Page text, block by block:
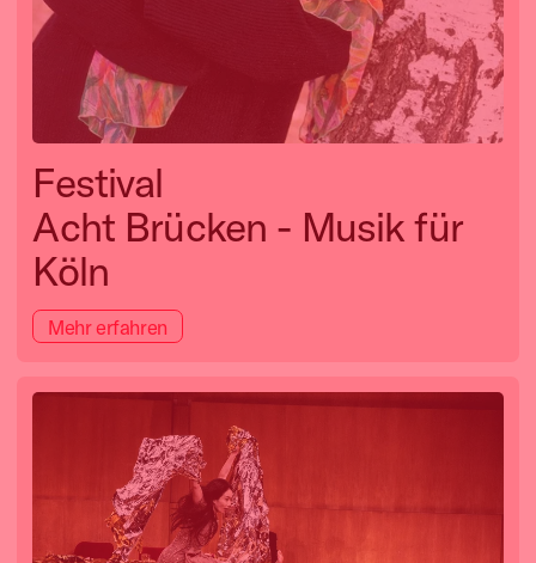
Festival
Acht Brücken - Musik für
Köln
Mehr erfahren